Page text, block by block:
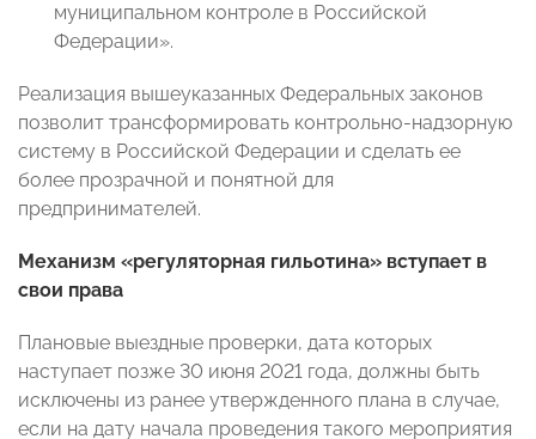
муниципальном контроле в Российской
Федерации».
Реализация вышеуказанных Федеральных законов
позволит трансформировать контрольно-надзорную
систему в Российской Федерации и сделать ее
более прозрачной и понятной для
предпринимателей.
Механизм «регуляторная гильотина» вступает в
свои права
Плановые выездные проверки, дата которых
наступает позже 30 июня 2021 года, должны быть
исключены из ранее утвержденного плана в случае,
если на дату начала проведения такого мероприятия